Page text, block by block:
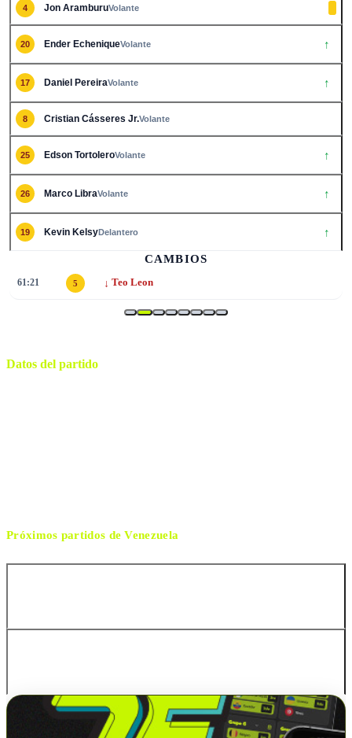
4 Jon AramburuVolante
20 Ender EcheniqueVolante ↑
17 Daniel PereiraVolante ↑
8 Cristian Cásseres Jr.Volante
25 Edson TortoleroVolante ↑
26 Marco LibraVolante ↑
19 Kevin KelsyDelantero ↑
CAMBIOS
61:21 5 ↓ Teo Leon
Datos del partido
Próximos partidos deVenezuela